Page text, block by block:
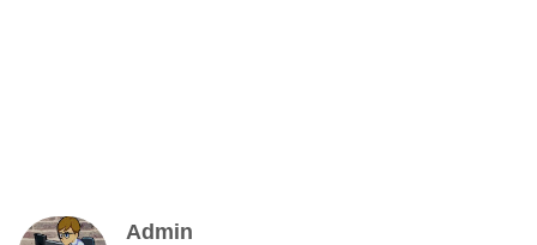
Admin